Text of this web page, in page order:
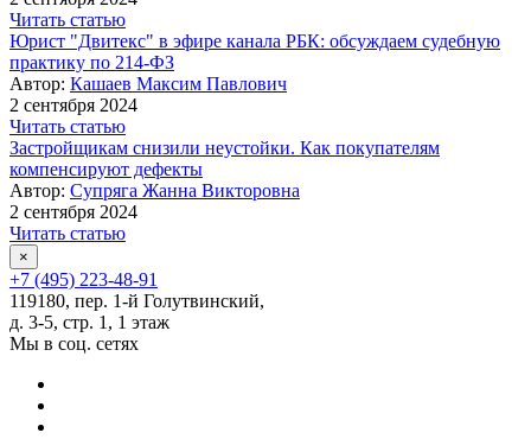
Читать статью
Юрист "Двитекс" в эфире канала РБК: обсуждаем судебную
практику по 214-ФЗ
Автор: Кашаев Максим Павлович
2 сентября 2024
Читать статью
Застройщикам снизили неустойки. Как покупателям
компенсируют дефекты
Автор: Супряга Жанна Викторовна
2 сентября 2024
Читать статью
×
+7 (495) 223-48-91
119180, пер. 1-й Голутвинский,
д. 3-5, стр. 1, 1 этаж
Мы в соц. сетях